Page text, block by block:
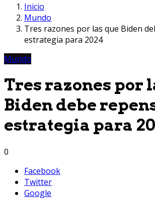
Inicio
Mundo
Tres razones por las que Biden
estrategia para 2024
Mundo
Tres razones por
Biden debe
estrategia para
0
Facebook
Twitter
Google